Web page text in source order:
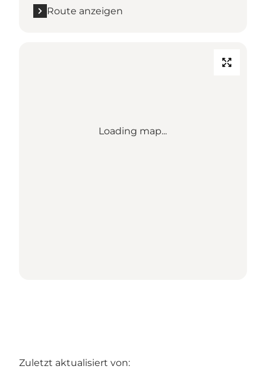
Route anzeigen
Loading map...
Zuletzt aktualisiert von: